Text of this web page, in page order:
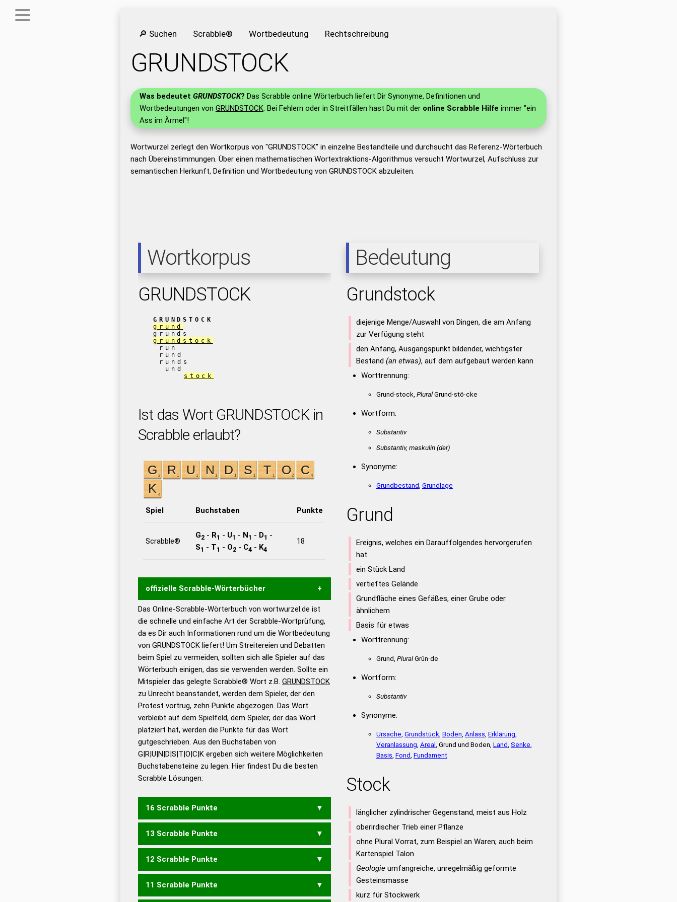
🔎 Suchen Scrabble® Wortbedeutung Rechtschreibung
GRUNDSTOCK
Was bedeutet GRUNDSTOCK? Das Scrabble online Wörterbuch liefert Dir Synonyme, Definitionen und
Wortbedeutungen von GRUNDSTOCK. Bei Fehlern oder in Streitfällen hast Du mit der online Scrabble Hilfe immer "ein
Ass im Ärmel"!
Wortwurzel zerlegt den Wortkorpus von "GRUNDSTOCK" in einzelne Bestandteile und durchsucht das Referenz-Wörterbuch
nach Übereinstimmungen. Über einen mathematischen Wortextraktions-Algorithmus versucht Wortwurzel, Aufschluss zur
semantischen Herkunft, Definition und Wortbedeutung von GRUNDSTOCK abzuleiten.
Wortkorpus
GRUNDSTOCK
GRUNDSTOCK
grund
grunds
grundstock
run
rund
runds
und
stock
Ist das Wort GRUNDSTOCK in
Scrabble erlaubt?
Spiel Buchstaben Punkte
Scrabble®
G2- R1 - U1 - N1 - D1 -
S1 - T1 - O2- C4 - K4
18
offizielle Scrabble-Wörterbücher
Wortwurzel liefert mit Hilfe eines semantischen
Wortanalyse-Algorithmus gute Anhaltspunkte zu
Wortbedeutung, Worttrennung und Wortform, um die
Gültigkeit eines Wortes für das Scrabble-Spiel zu
bestimmen! zugelassene Turnier Scrabble-
Wörterbücher sind:
Duden – Standardwerk in 12
Bänden
Duden – Richtiges und gutes
Deutsch
Duden – Die deutsche Grammatik
Duden – Deutsches
Universalwörterbuch
Das Online-Scrabble-Wörterbuch von wortwurzel.de ist
die schnelle und einfache Art der Scrabble-Wortprüfung,
da es Dir auch Informationen rund um die Wortbedeutung
von GRUNDSTOCK liefert! Um Streitereien und Debatten
beim Spiel zu vermeiden, sollten sich alle Spieler auf das
Wörterbuch einigen, das sie verwenden werden. Sollte ein
Mitspieler das gelegte Scrabble® Wort z.B. GRUNDSTOCK
zu Unrecht beanstandet, werden dem Spieler, der den
Protest vortrug, zehn Punkte abgezogen. Das Wort
verbleibt auf dem Spielfeld, dem Spieler, der das Wort
platziert hat, werden die Punkte für das Wort
gutgeschrieben. Aus den Buchstaben von
G|R|U|N|D|S|T|O|C|K ergeben sich weitere Möglichkeiten
Buchstabensteine zu legen. Hier findest Du die besten
Scrabble Lösungen:
16 Scrabble Punkte
STOCKUNG
13 Scrabble Punkte
DOCKST GUCKST ROCKST
KRONGUTS
12 Scrabble Punkte
DOCKS DOCKT GUCKT
DRUCKS DRUCKT DUCKST RUCKST TRUCKS
11 Scrabble Punkte
Bedeutung
Grundstock
diejenige Menge/Auswahl von Dingen, die am Anfang
zur Verfügung steht
den Anfang, Ausgangspunkt bildender, wichtigster
Bestand (an etwas), auf dem aufgebaut werden kann
Worttrennung:
Grund·stock, PluralGrund·stö·cke
Wortform:
Substantiv
Substantiv, maskulin(der)
Synonyme:
Grundbestand Grundlage
Grund
Ereignis, welches ein Darauffolgendes hervorgerufen
hat
ein Stück Land
vertieftes Gelände
Grundfläche eines Gefäßes, einer Grube oder
ähnlichem
Basis für etwas
Worttrennung:
Grund, PluralGrün·de
Wortform:
Substantiv
Synonyme:
Ursache Grundstück Boden Anlass Erklärung
Veranlassung Areal , Grund und Boden, Land Senke
Basis Fond Fundament
Stock
länglicher zylindrischer Gegenstand, meist aus Holz
oberirdischer Trieb einer Pflanze
ohne Plural Vorrat, zum Beispiel an Waren; auch beim
Kartenspiel Talon
Geologieumfangreiche, unregelmäßig geformte
Gesteinsmasse
kurz für Stockwerk